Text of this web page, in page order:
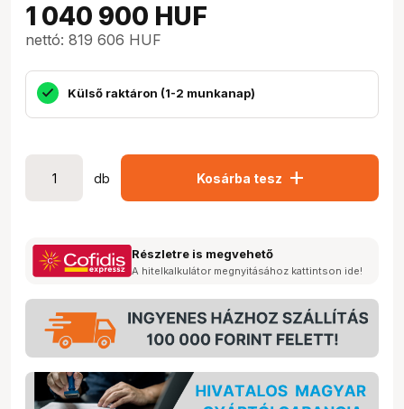
1 040 900 HUF
nettó: 819 606 HUF
Külső raktáron (1-2 munkanap)
db Kosárba tesz add
Részletre is megvehető
A hitelkalkulátor megnyitásához kattintson ide!